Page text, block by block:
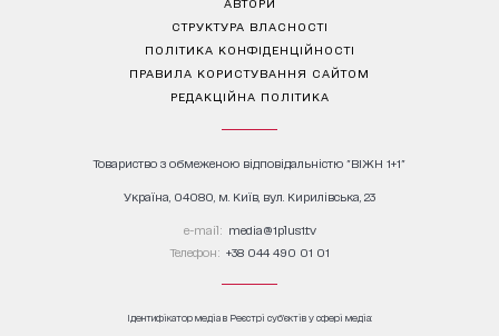
СТРУКТУРА ВЛАСНОСТІ
ПОЛІТИКА КОНФІДЕНЦІЙНОСТІ
ПРАВИЛА КОРИСТУВАННЯ САЙТОМ
РЕДАКЦІЙНА ПОЛІТИКА
Товариство з обмеженою відповідальністю "ВІЖН 1+1"
Україна, 04080, м. Київ, вул. Кирилівська, 23
е-mail: media@1plus1.tv
Телефон: +38 044 490 01 01
Ідентифікатор медіа в Реєстрі суб’єктів у сфері медіа: